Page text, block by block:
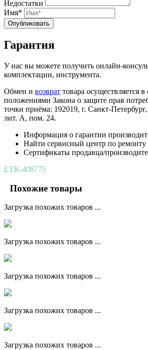
Недостатки
Имя*
Опубликовать
Гарантия
У нас вы можете получить онлайн-
комплектации, инструмента.
Обмен и возврат товара осуществляется в
положениями Закона о защите прав
точки приёма: 192019, г. Санкт-
лит. А, пом. 24.
Информация о гарантии
Найти сервисный центр по ремонту
Сертификаты продавца/
ETK-408775
Похожие товары
Загрузка похожих товаров ...
Загрузка похожих товаров ...
Загрузка похожих товаров ...
Загрузка похожих товаров ...
Загрузка похожих товаров ...